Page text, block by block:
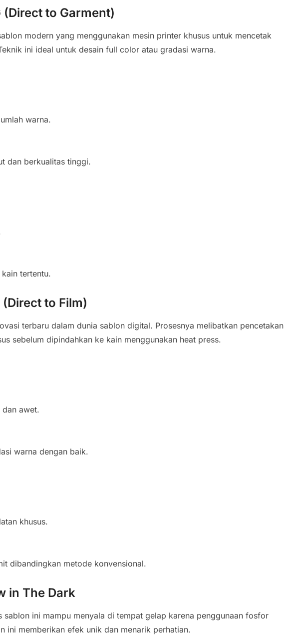
(Direct to Garment)
modern yang menggunakan mesin printer khusus untuk mencetak
ini ideal untuk desain full color atau gradasi warna.
warna.
dan berkualitas tinggi.
tertentu.
to Film)
terbaru dalam dunia sablon digital. Prosesnya melibatkan pencetakan
sebelum dipindahkan ke kain menggunakan heat press.
dan awet.
warna dengan baik.
khusus.
dibandingkan metode konvensional.
in The Dark
sablon ini mampu menyala di tempat gelap karena penggunaan fosfor
ini memberikan efek unik dan menarik perhatian.